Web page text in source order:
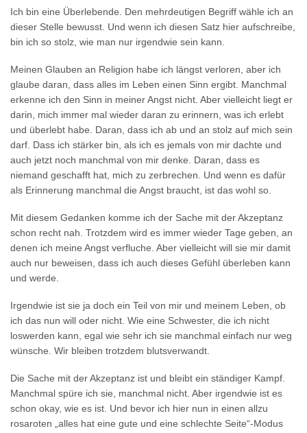
Ich bin eine Überlebende. Den mehrdeutigen Begriff wähle ich an
dieser Stelle bewusst. Und wenn ich diesen Satz hier aufschreibe,
bin ich so stolz, wie man nur irgendwie sein kann.
Meinen Glauben an Religion habe ich längst verloren, aber ich
glaube daran, dass alles im Leben einen Sinn ergibt. Manchmal
erkenne ich den Sinn in meiner Angst nicht. Aber vielleicht liegt er
darin, mich immer mal wieder daran zu erinnern, was ich erlebt
und überlebt habe. Daran, dass ich ab und an stolz auf mich sein
darf. Dass ich stärker bin, als ich es jemals von mir dachte und
auch jetzt noch manchmal von mir denke. Daran, dass es
niemand geschafft hat, mich zu zerbrechen. Und wenn es dafür
als Erinnerung manchmal die Angst braucht, ist das wohl so.
Mit diesem Gedanken komme ich der Sache mit der Akzeptanz
schon recht nah. Trotzdem wird es immer wieder Tage geben, an
denen ich meine Angst verfluche. Aber vielleicht will sie mir damit
auch nur beweisen, dass ich auch dieses Gefühl überleben kann
und werde.
Irgendwie ist sie ja doch ein Teil von mir und meinem Leben, ob
ich das nun will oder nicht. Wie eine Schwester, die ich nicht
loswerden kann, egal wie sehr ich sie manchmal einfach nur weg
wünsche. Wir bleiben trotzdem blutsverwandt.
Die Sache mit der Akzeptanz ist und bleibt ein ständiger Kampf.
Manchmal spüre ich sie, manchmal nicht. Aber irgendwie ist es
schon okay, wie es ist. Und bevor ich hier nun in einen allzu
rosaroten „alles hat eine gute und eine schlechte Seite“-Modus